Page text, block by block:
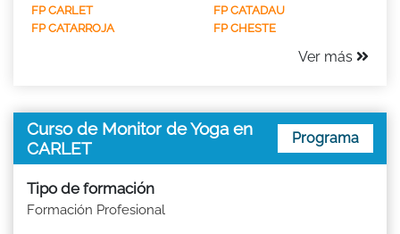
FP CARLET
FP CATADAU
FP CATARROJA
FP CHESTE
Ver más
Curso de Monitor de Yoga en
CARLET
Programa
Tipo de formación
Formación Profesional